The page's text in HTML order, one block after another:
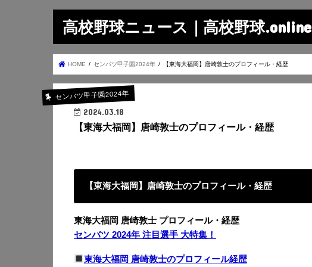
高校野球ニュース｜高校野球.online
HOME センバツ甲子園2024年 【東海大福岡】唐崎敦士のプロフィール・経歴
センバツ甲子園2024年
2024.03.18
【東海大福岡】唐崎敦士のプロフィール・経歴
【東海大福岡】唐崎敦士のプロフィール・経歴
東海大福岡 唐崎敦士 プロフィール・経歴
センバツ 2024年 注目選手 大特集！
東海大福岡 唐崎敦士のプロフィール経歴